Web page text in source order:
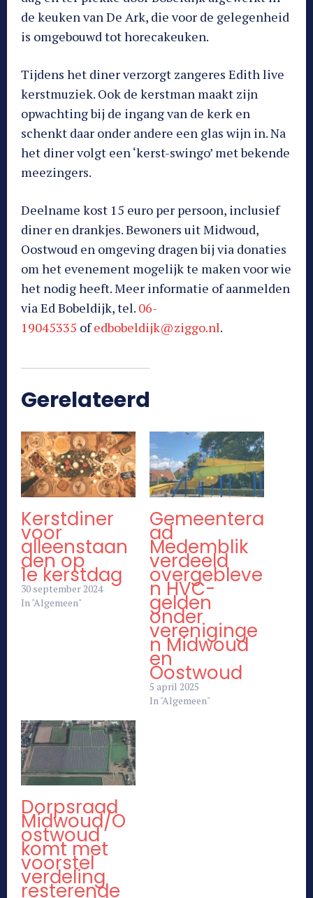
de keuken van De Ark, die voor de gelegenheid
is omgebouwd tot horecakeuken.
Tijdens het diner verzorgt zangeres Edith live
kerstmuziek. Ook de kerstman maakt zijn
opwachting bij de ingang van de kerk en
schenkt daar onder andere een glas wijn in. Na
het diner volgt een ‘kerst-swingo’ met bekende
meezingers.
Deelname kost 15 euro per persoon, inclusief
diner en drankjes. Bewoners uit Midwoud,
Oostwoud en omgeving dragen bij via donaties
om het evenement mogelijk te maken voor wie
het nodig heeft. Meer informatie of aanmelden
via Ed Bobeldijk, tel. 06-
19045335 ofedbobeldijk@ziggo.nl.
Gerelateerd
Kerstdiner
voor
alleenstaan
den op
1e kerstdag
30 september 2024
In "Algemeen"
Gemeentera
ad
Medemblik
verdeeld
overgebleve
n HVC-
gelden
onder
vereniginge
n Midwoud
en
Oostwoud
5 april 2025
In "Algemeen"
Dorpsraad
Midwoud/O
ostwoud
komt met
voorstel
verdeling
resterende